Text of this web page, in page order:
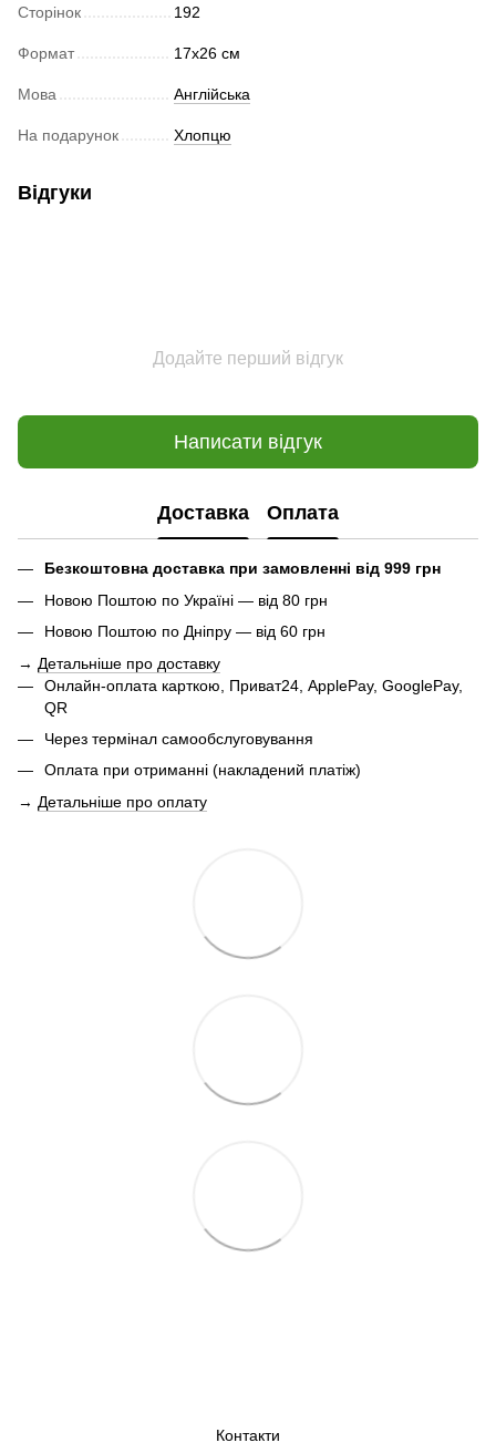
Сторінок 192
Формат 17х26 см
Мова Англійська
На подарунок Хлопцю
Відгуки
Додайте перший відгук
Написати відгук
Доставка Оплата
Безкоштовна доставка при замовленні від 999 грн
Новою Поштою по Україні — від 80 грн
Новою Поштою по Дніпру — від 60 грн
→ Детальніше про доставку
Онлайн-оплата карткою, Приват24, ApplePay, GooglePay,
QR
Через термінал самообслуговування
Оплата при отриманні (накладений платіж)
→ Детальніше про оплату
Контакти